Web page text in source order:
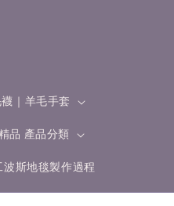
｜羊毛手套
品 產品分類
波斯地毯製作過程